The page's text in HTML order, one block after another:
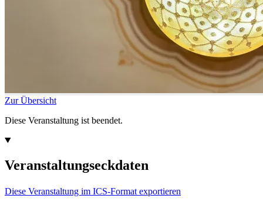
Zur Übersicht
Diese Veranstaltung ist beendet.
Veranstaltungseckdaten
Diese Veranstaltung im ICS-Format exportieren